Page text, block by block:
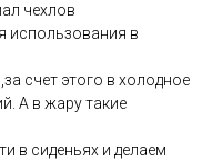
чехлов
использования в
счет этого в холодное
А в жару такие
в сиденьях и делаем